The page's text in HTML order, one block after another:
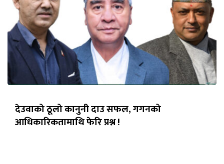
देउवाको ठूलो कानुनी दाउ सफल, गगनको
आधिकारिकतामाथि फेरि प्रश्न !